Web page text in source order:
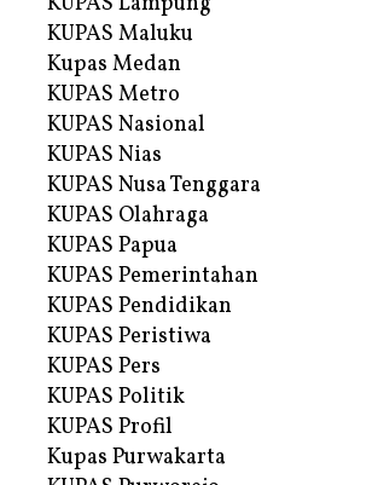
KUPAS Maluku
Kupas Medan
KUPAS Metro
KUPAS Nasional
KUPAS Nias
KUPAS Nusa Tenggara
KUPAS Olahraga
KUPAS Papua
KUPAS Pemerintahan
KUPAS Pendidikan
KUPAS Peristiwa
KUPAS Pers
KUPAS Politik
KUPAS Profil
Kupas Purwakarta